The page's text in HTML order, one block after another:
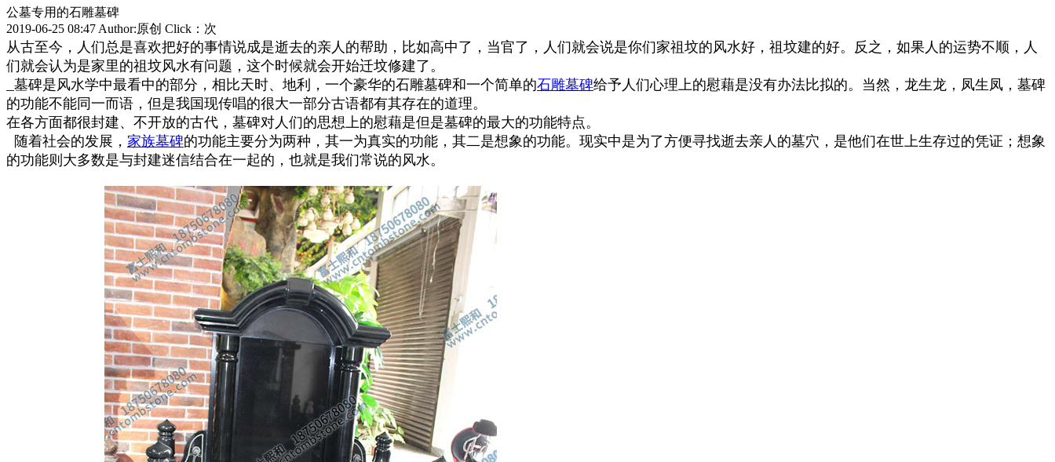
公墓专用的石雕墓碑
2019-06-25 08:47 Author:原创 Click： 次
从古至今，人们总是喜欢把好的事情说成是逝去的亲人的帮助，比如高中了，当官了，人们就会说是你们家祖坟的风水好，祖坟建的好。反之，如果人的运势不顺，人
们就会认为是家里的祖坟风水有问题，这个时候就会开始迁坟修建了。
墓碑是风水学中最看中的部分，相比天时、地利，一个豪华的石雕墓碑和一个简单的石雕墓碑给予人们心理上的慰藉是没有办法比拟的。当然，龙生龙，凤生凤，墓碑
的功能不能同一而语，但是我国现传唱的很大一部分古语都有其存在的道理。
在各方面都很封建、不开放的古代，墓碑对人们的思想上的慰藉是但是墓碑的最大的功能特点。
随着社会的发展， 家族墓碑的功能主要分为两种，其一为真实的功能，其二是想象的功能。现实中是为了方便寻找逝去亲人的墓穴，是他们在世上生存过的凭证；想象
的功能则大多数是与封建迷信结合在一起的，也就是我们常说的风水。